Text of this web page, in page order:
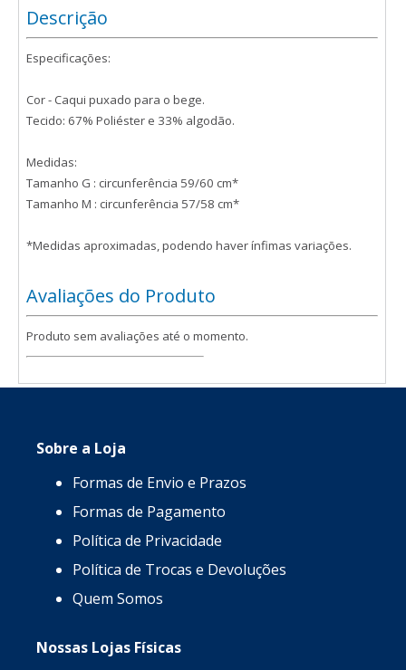
Descrição
Especificações:
Cor - Caqui puxado para o bege.
Tecido: 67% Poliéster e 33% algodão.
Medidas:
Tamanho G : circunferência 59/60 cm*
Tamanho M : circunferência 57/58 cm*
*Medidas aproximadas, podendo haver ínfimas variações.
Avaliações do Produto
Produto sem avaliações até o momento.
Sobre a Loja
Formas de Envio e Prazos
Formas de Pagamento
Política de Privacidade
Política de Trocas e Devoluções
Quem Somos
Nossas Lojas Físicas